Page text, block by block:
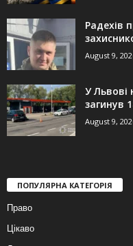
Радехів
August 9,
У Львові
загинув
August 9,
ПОПУЛЯРНА КАТЕГОРІЯ
Право
Цікаво